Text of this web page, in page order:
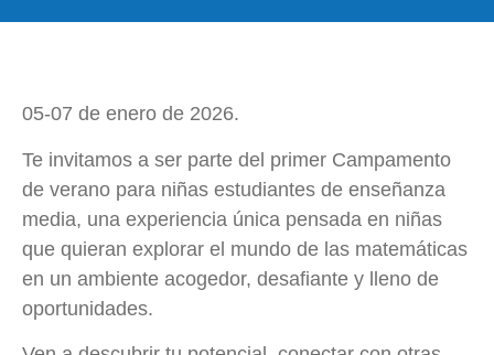
05-07 de enero de 2026.
Te invitamos a ser parte del primer Campamento
de verano para niñas estudiantes de enseñanza
media, una experiencia única pensada en niñas
que quieran explorar el mundo de las matemáticas
en un ambiente acogedor, desafiante y lleno de
oportunidades.